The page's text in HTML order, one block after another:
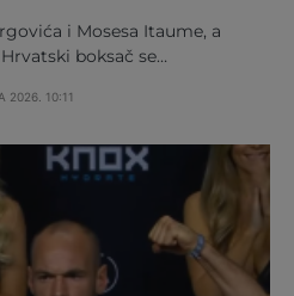
i Mosesa Itaume, a
boksač se…
2026. 10:11